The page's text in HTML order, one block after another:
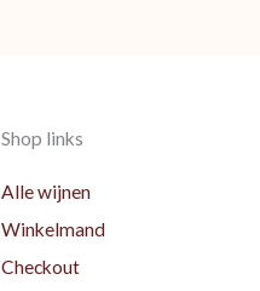
Shop links
Alle wijnen
Winkelmand
Checkout